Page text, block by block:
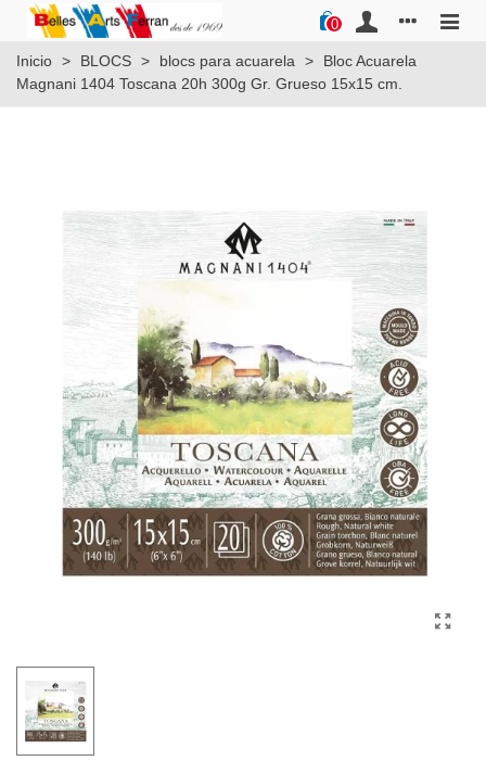
0
Inicio > BLOCS > blocs para acuarela >
Bloc Acuarela
Magnani 1404 Toscana 20h 300g Gr. Grueso 15x15 cm.